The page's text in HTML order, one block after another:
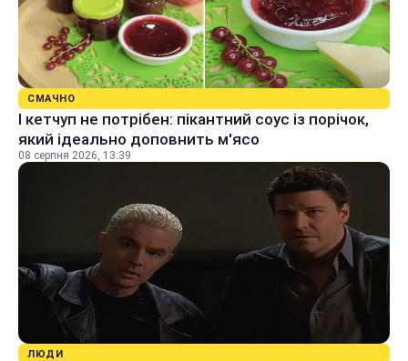
СМАЧНО
І кетчуп не потрібен: пікантний соус із порічок,
який ідеально доповнить м'ясо
08 серпня 2026, 13:39
ЛЮДИ